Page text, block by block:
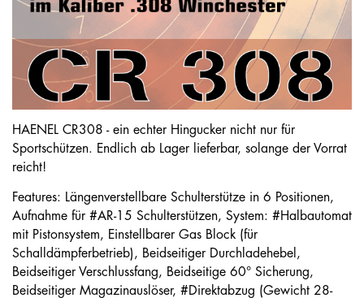
HAENEL CR308 - ein echter Hingucker nicht nur für
Sportschützen. Endlich ab Lager lieferbar, solange der Vorrat
reicht!
Features: Längenverstellbare Schulterstütze in 6 Positionen,
Aufnahme für #AR-15 Schulterstützen, System: #Halbautomat
mit Pistonsystem, Einstellbarer Gas Block (für
Schalldämpferbetrieb), Beidseitiger Durchladehebel,
Beidseitiger Verschlussfang, Beidseitige 60° Sicherung,
Beidseitiger Magazinauslöser, #Direktabzug (Gewicht 28-